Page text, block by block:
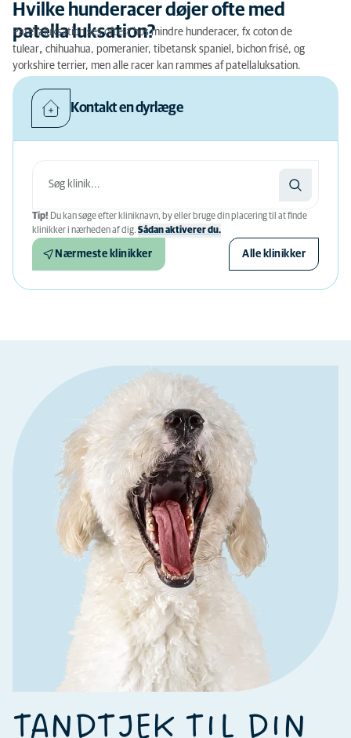
Hvilke hunderacer døjer ofte med
patella luksation?
Patellaluksation ses oftest hos mindre hunderacer, fx coton de
tulear, chihuahua, pomeranier, tibetansk spaniel, bichon frisé, og
yorkshire terrier, men alle racer kan rammes af patellaluksation.
Kontakt en dyrlæge
Tip! Du kan søge efter kliniknavn, by eller bruge din placering til at finde
klinikker i nærheden af ​​dig. Sådan aktiverer du.
Nærmeste klinikker Alle klinikker
TANDTJEK TIL DIN